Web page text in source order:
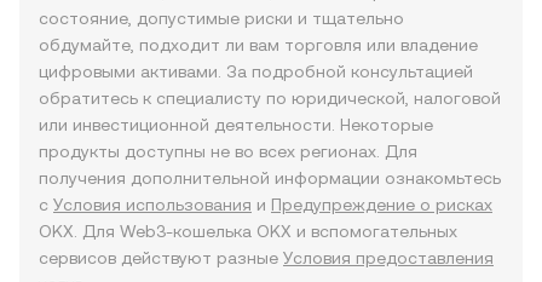
состояние, допустимые риски и тщательно
обдумайте, подходит ли вам торговля или владение
цифровыми активами. За подробной консультацией
обратитесь к специалисту по юридической, налоговой
или инвестиционной деятельности. Некоторые
продукты доступны не во всех регионах. Для
получения дополнительной информации ознакомьтесь
с Условия использования и Предупреждение о рисках
OKX. Для Web3-кошелька OKX и вспомогательных
сервисов действуют разные Условия предоставления